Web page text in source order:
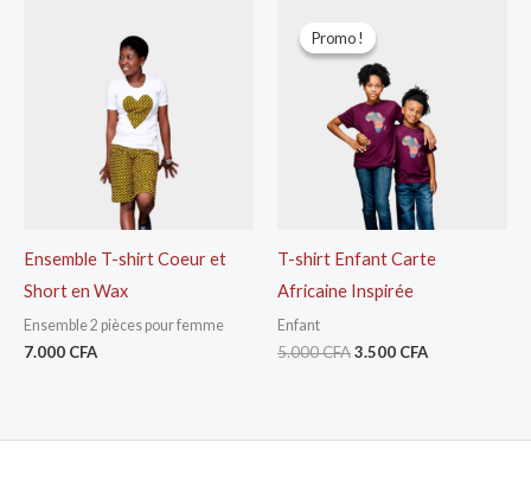
Ensemble T-shirt Coeur et
Short en Wax
Ensemble 2 pièces pour femme
7.000 CFA
Promo !
Promo !
T-shirt Enfant Carte
Africaine Inspirée
Enfant
5.000CFA
prix
initial
était :
5.000 CFA.
3.500 CFA